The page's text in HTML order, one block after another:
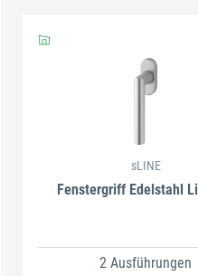
sLINE
Fenstergriff Edelstahl
2 Ausführungen